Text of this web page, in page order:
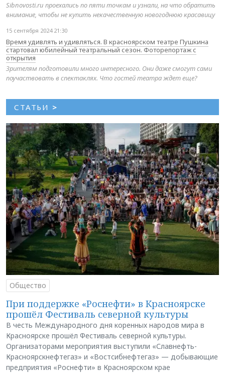
Sibnovosti.ru проехались по пяти точкам и узнали, на что обратить
внимание, чтобы не купить некачественную новогоднюю красавицу
15 сентября 2024 21:30
Время удивлять и удивляться. В красноярском театре Пушкина
стартовал юбилейный театральный сезон. Фоторепортаж с
открытия
Зрителям подготовили много интересного. Они даже смогут сами
поучаствовать в спектаклях. Что гостей театра ждет еще?
СТАТЬИ >
Общество
При поддержке «Роснефти» в Красноярске
прошёл Фестиваль северной культуры
В честь Международного дня коренных народов мира в
Красноярске прошёл Фестиваль северной культуры.
Организаторами мероприятия выступили «Славнефть-
Красноярскнефтегаз» и «Востсибнефтегаз» — добывающие
предприятия «Роснефти» в Красноярском крае